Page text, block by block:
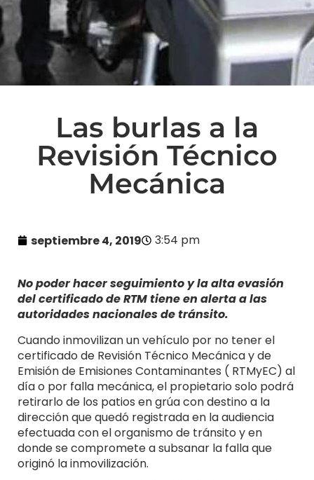
Las burlas a la
Revisión Técnico
Mecánica
septiembre 4, 2019 3:54 pm
No poder hacer seguimiento y la alta evasión
del certificado de RTM tiene en alerta a las
autoridades nacionales de tránsito.
Cuando inmovilizan un vehículo por no tener el
certificado de Revisión Técnico Mecánica y de
Emisión de Emisiones Contaminantes ( RTMyEC) al
día o por falla mecánica, el propietario solo podrá
retirarlo de los patios en grúa con destino a la
dirección que quedó registrada en la audiencia
efectuada con el organismo de tránsito y en
donde se compromete a subsanar la falla que
originó la inmovilización.